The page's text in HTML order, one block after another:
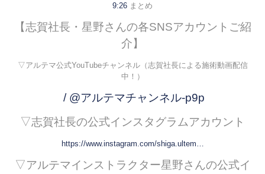
9:26 まとめ
【志賀社長・星野さんの各SNSアカウントご紹
介】
▽アルテマ公式YouTubeチャンネル（志賀社長による施術動画配信
中！）
/ @アルテマチャンネル-p9p
▽志賀社長の公式インスタグラムアカウント
https://www.instagram.com/shiga.ultem…
▽アルテマインストラクター星野さんの公式イ